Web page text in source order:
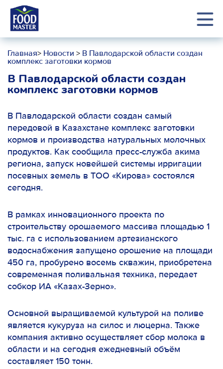
Главная> Новости > В Павлодарской области создан
комплекс заготовки кормов
В Павлодарской области создан
комплекс заготовки кормов
В Павлодарской области создан самый
передовой в Казахстане комплекс заготовки
кормов и производства натуральных молочных
продуктов. Как сообщила пресс-служба акима
региона, запуск новейшей системы ирригации
посевных земель в ТОО «Кирова» состоялся
сегодня.
В рамках инновационного проекта по
строительству орошаемого массива площадью 1
тыс. га с использованием артезианского
водоснабжения запущено орошение на площади
450 га, пробурено восемь скважин, приобретена
современная поливальная техника, передает
собкор ИА «Казах-Зерно».
Основной выращиваемой культурой на поливе
является кукуруза на силос и люцерна. Также
компания активно осуществляет сбор молока в
области и на сегодня ежедневный объём
составляет 150 тонн.